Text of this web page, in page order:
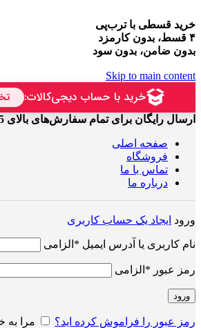
خرید قسطی با ترب‌پی
۴ قسط، بدون کارمزد
بدون ضامن، بدون سود
Skip to main content
ارسال رایگان برای تمام سفارش‌های بالای 5 میلون تومان
صفحه اصلی
فروشگاه
تماس با ما
درباره ما
ورود ایجاد یک حساب کاربری
نام کاربری یا آدرس ایمیل * الزامی
رمز عبور * الزامی
ورود
رمز عبور را فراموش کرده اید؟ مرا به